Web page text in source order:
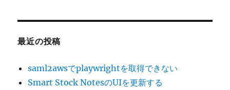
最近の投稿
saml2awsでplaywrightを取得できない
Smart Stock NotesのUIを更新する